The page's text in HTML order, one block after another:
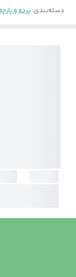
دسته‌بندی:پرده و